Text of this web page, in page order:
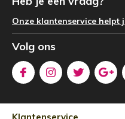
Onze klantenservice helpt
Volg ons